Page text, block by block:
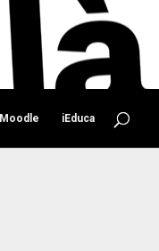
Moodle iEduca